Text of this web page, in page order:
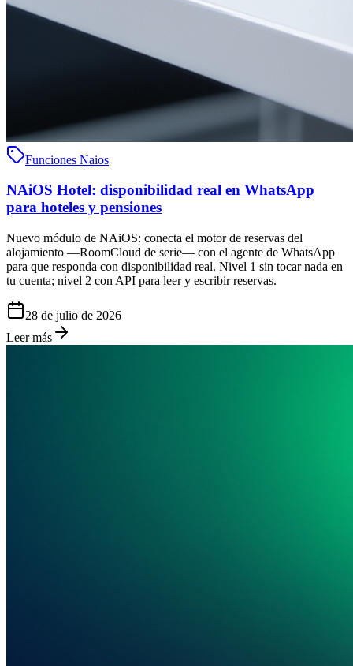
Funciones Naios
NAiOS Hotel: disponibilidad real en WhatsApp
para hoteles y pensiones
Nuevo módulo de NAiOS: conecta el motor de reservas del
alojamiento —RoomCloud de serie— con el agente de WhatsApp
para que responda con disponibilidad real. Nivel 1 sin tocar nada en
tu cuenta; nivel 2 con API para leer y escribir reservas.
28 de julio de 2026
Leer más